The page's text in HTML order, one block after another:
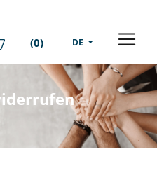
(0) DE